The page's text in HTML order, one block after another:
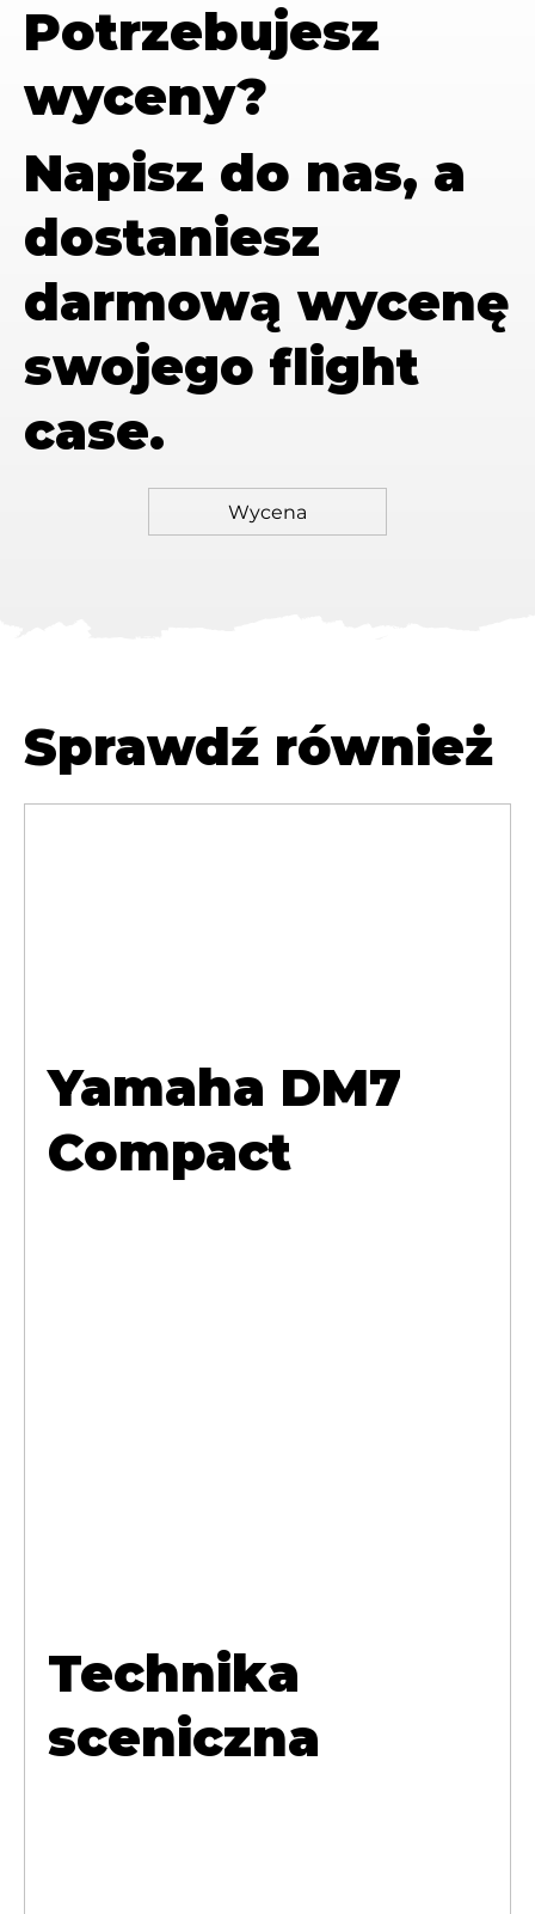
Potrzebujesz
wyceny?
Napisz do nas, a
dostaniesz
darmową wycenę
swojego flight
case.
Sprawdź również
Yamaha DM7
Compact
Technika
sceniczna